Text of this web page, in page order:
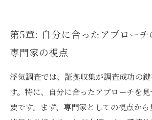
第5章: 自分に合ったアプロー
専門家の視点
浮気調査では、証拠収集が調査成功の
す。特に、自分に合ったアプローチを
要です。まず、専門家としての視点か